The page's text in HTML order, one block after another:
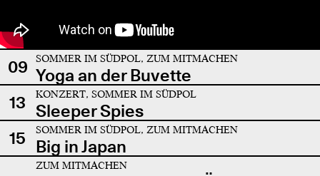
09 SOMMER IM SÜDPOL, ZUM MITMACHEN
Yoga an der Buvette
13
KONZERT, SOMMER IM SÜDPOL
Sleeper Spies
15
SOMMER IM SÜDPOL, ZUM MITMACHEN
Big in Japan
ZUM MITMACHEN